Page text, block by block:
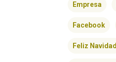
Empresa
Facebook
Feliz Navidad